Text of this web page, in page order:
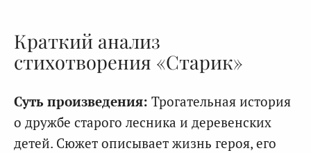
Краткий анализ
стихотворения «Старик»
Суть произведения: Трогательная история
о дружбе старого лесника и деревенских
детей. Сюжет описывает жизнь героя, его